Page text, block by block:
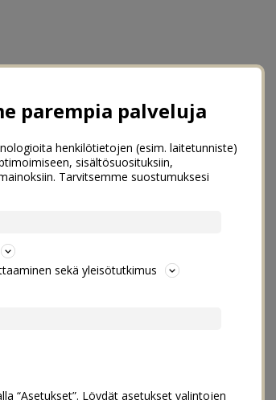
parempia palveluja
henkilötietojen (esim. laitetunniste)
sisältösuosituksiin,
Tarvitsemme suostumuksesi
sekä yleisötutkimus
“Asetukset”. Löydät asetukset valintojen